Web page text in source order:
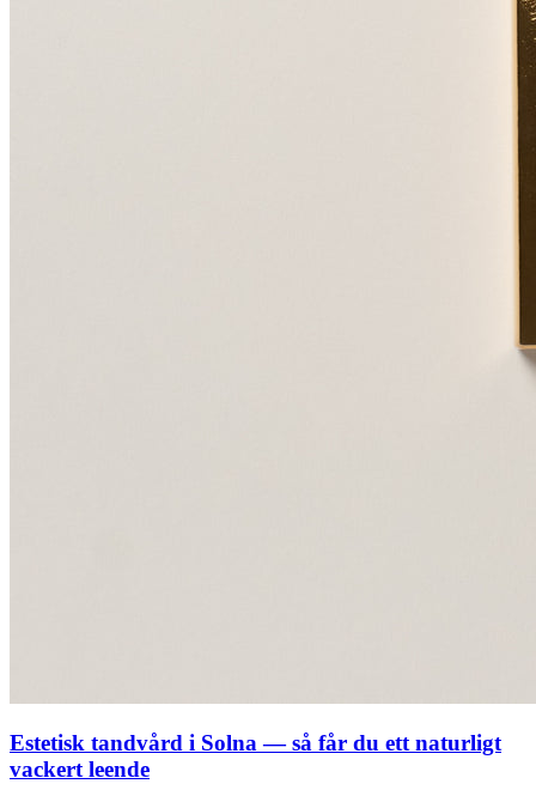
Estetisk tandvård i Solna — så får du ett naturligt
vackert leende